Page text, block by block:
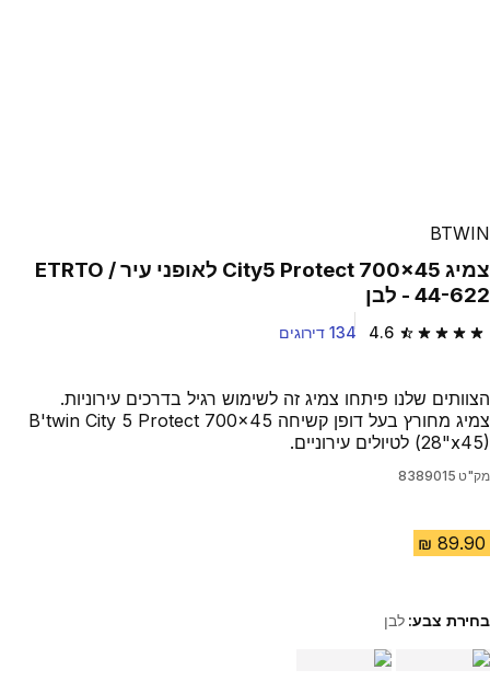
BTWIN
צמיג City5 Protect 700x45 לאופני עיר / ETRTO
44-622 - לבן
4.6 4.6 out of 5 stars from 134 reviews 134 דירוגים
הצוותים שלנו פיתחו צמיג זה לשימוש רגיל בדרכים עירוניות.
צמיג מחורץ בעל דופן קשיחה B'twin City 5 Protect 700x45
(28"x45) לטיולים עירוניים.
מק"ט 8389015
בחירת צבע:לבן
Choose a variant